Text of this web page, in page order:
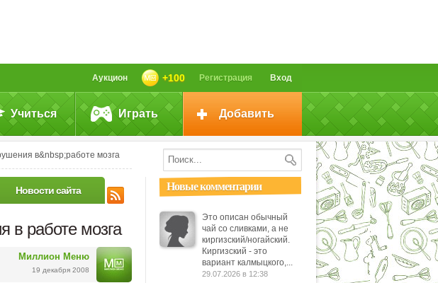
Вход
Регистрация
+100
Аукцион
Учиться Играть Добавить
в&nbsp;работе мозга
Новости сайта
в работе мозга
Миллион Меню
19 декабря 2008
Новые комментарии
Это описан обычный
чай со сливками, а не
киргизский/ногайский.
Киргизский - это
вариант калмыцкого,...
29.07.2026 в 12:38